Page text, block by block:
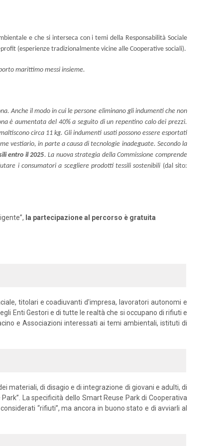
e che si interseca con i temi della Responsabilità Sociale
(esperienze tradizionalmente vicine alle Cooperative sociali).
marittimo messi insieme.
Anche il modo in cui le persone eliminano gli indumenti che non
è aumentata del 40% a seguito di un repentino calo dei prezzi.
circa 11 kg. Gli indumenti usati possono essere esportati
vestiario, in parte a causa di tecnologie inadeguate. Secondo la
entro il 2025. La nuova strategia della Commissione comprende
i consumatori a scegliere prodotti tessili sostenibili (dal sito:
la partecipazione al percorso è gratuita
titolari e coadiuvanti d'impresa, lavoratori autonomi e
Enti Gestori e di tutte le realtà che si occupano di rifiuti e
e Associazioni interessati ai temi ambientali, istituti di
materiali, di disagio e di integrazione di giovani e adulti, di
La specificità dello Smart Reuse Park di Cooperativa
“rifiuti”, ma ancora in buono stato e di avviarli al